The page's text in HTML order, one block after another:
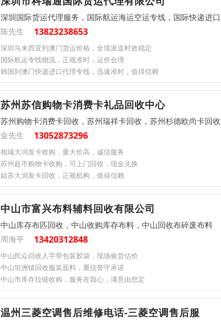
深圳国际货运代理服务，国际航运海运空运专线，国际快递进
陈先生
13823238653
深圳马来西亚到澳门货运价格，全境派送时效稳定
国际航运专线物流，正规准时，运价合理
韩国到澳门快递进口代理专线，迅速准时，值得信赖
苏州苏信购物卡消费卡礼品回收中心
苏州购物卡消费卡回收，苏州瑞祥卡回收，苏州杉德欧尚卡回收
金先生
13052873296
相城大润发卡收购，量大价高，诚信服务
苏州超市购物卡收购，可上门回收，现金兑换
姑苏大润发卡回收，正规机构，值得信赖
中山市富兴布料辅料回收有限公司
中山库存布匹回收，中山收购库存布料，中山回收布碎废布料
周海平
13420312848
中山民众回收人字带包装胶袋，现场验货估价
中山坦洲镇回收服装面料，重信誉守承诺
中山市库存拉链收购，服务在我心，满意由您定
温州三菱空调售后维修电话-三菱空调售后服